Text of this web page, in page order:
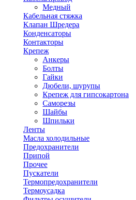
Медный
Кабельная стяжка
Клапан Шредера
Конденсаторы
Контакторы
Крепеж
Анкеры
Болты
Гайки
Дюбели, шурупы
Крепеж для гипсокартона
Саморезы
Шайбы
Шпильки
Ленты
Масла холодильные
Предохранители
Припой
Прочее
Пускатели
Термопредохранители
Термоусадка